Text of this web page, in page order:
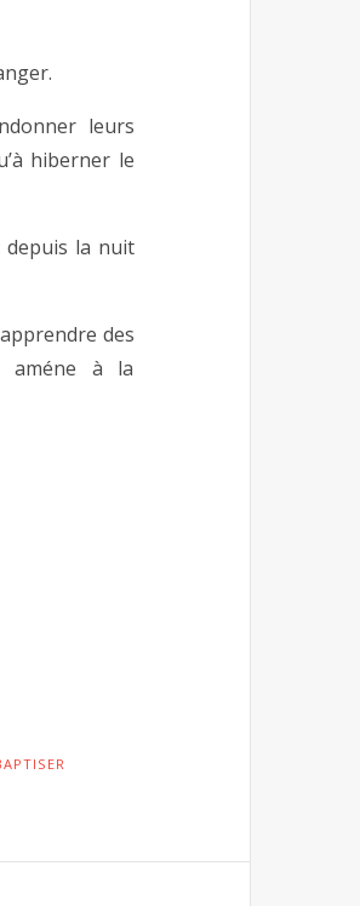
leurs
hiberner le
depuis la nuit
des
améne à la